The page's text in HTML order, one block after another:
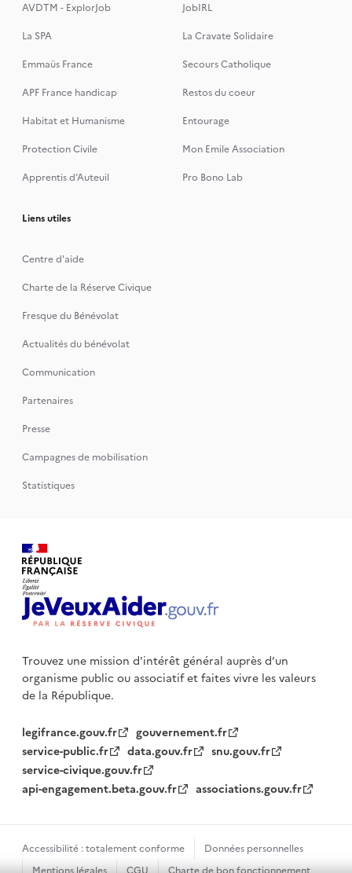
AVDTM - ExplorJob
JobIRL
La SPA
La Cravate Solidaire
Emmaüs France
Secours Catholique
APF France handicap
Restos du coeur
Habitat et Humanisme
Entourage
Protection Civile
Mon Emile Association
Apprentis d’Auteuil
Pro Bono Lab
Liens utiles
Centre d'aide
Charte de la Réserve Civique
Fresque du Bénévolat
Actualités du bénévolat
Communication
Partenaires
Presse
Campagnes de mobilisation
Statistiques
Trouvez une mission d'intérêt général auprès d’un
organisme publicou associatif et faites vivre les valeurs
de la République.
legifrance.gouv.fr
gouvernement.fr
service-public.fr
data.gouv.fr
snu.gouv.fr
service-civique.gouv.fr
api-engagement.beta.gouv.fr
associations.gouv.fr
Accessibilité : totalement conforme
Données personnelles